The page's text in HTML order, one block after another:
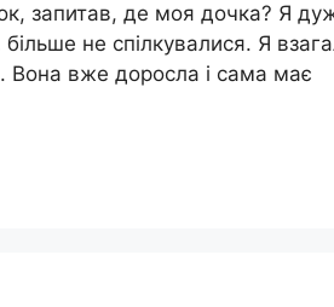
запитав, де моя дочка? Я
не спілкувалися. Я
Вона вже доросла і сама має